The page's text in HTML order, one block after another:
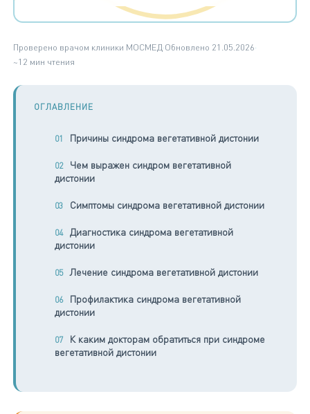
Проверено врачом клиники МОСМЕД·Обновлено 21.05.2026·
~12 мин чтения
ОГЛАВЛЕНИЕ
Причины синдрома вегетативной дистонии
Чем выражен синдром вегетативной
дистонии
Симптомы синдрома вегетативной дистонии
Диагностика синдрома вегетативной
дистонии
Лечение синдрома вегетативной дистонии
Профилактика синдрома вегетативной
дистонии
К каким докторам обратиться при синдроме
вегетативной дистонии